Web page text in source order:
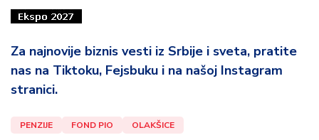
Za najnovije biznis vesti iz Srbije i sveta, pratite
nas na Tiktoku, Fejsbuku i na našoj Instagram
stranici.
PENZIJE FOND PIO OLAKŠICE